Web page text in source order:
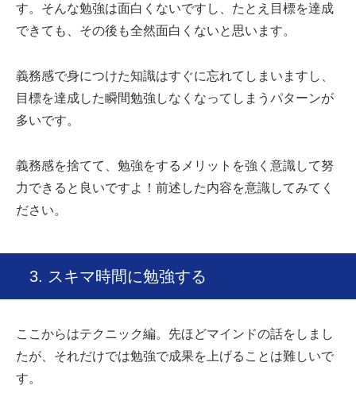
す。そんな勉強は面白くないですし、たとえ目標を達成
できても、その後も全然面白くないと思います。
義務感で身につけた知識はすぐに忘れてしまいますし、
目標を達成した瞬間勉強しなくなってしまうパターンが
多いです。
義務感を捨てて、勉強をするメリットを強く意識して努
力できると良いですよ！前述した内容を意識してみてく
ださい。
3. スキマ時間に勉強する
ここからはテクニック編。先ほどマインドの話をしまし
たが、それだけでは勉強で成果を上げることは難しいで
す。